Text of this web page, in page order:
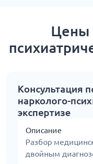
Цены
Консультация
нарколого-
экспертизе
Описание
Разбор
двойным